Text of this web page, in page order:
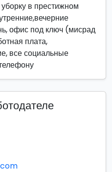
в престижном
офис под ключ (мисрад
плата,
все социальные